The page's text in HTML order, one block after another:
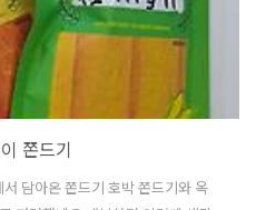
쫀드기
담아온 쫀드기 호박 쫀드기와 옥